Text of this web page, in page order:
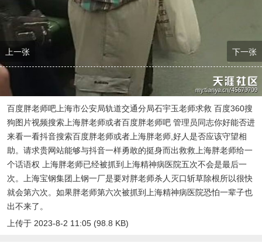
上一张 下一张
百度胖老师吧上海市公安局轨道交通分局石宇玉老师求救 百度360搜
狗图片视频搜索上海胖老师或者百度胖老师吧 管理员同志你好能否进
来看一看抖音搜索百度胖老师或者上海胖老师,好人是否应该守望相
助。请求贵网站能够与抖音一样勇敢的挺身而出救救上海胖老师给一
个话语权 上海胖老师已经被抓到上海精神病医院五次不会是最后一
次。上海宝钢集团上钢一厂是要对胖老师杀人灭口斩草除根所以很快
就会第六次。如果胖老师第六次被抓到上海精神病医院恐怕一辈子也
出不来了。
上传于 2023-8-2 11:05 (98.8 KB)